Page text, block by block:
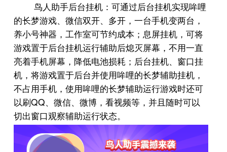
鸟人助手后台挂机：可通过后台挂机实现哞哩
的长梦游戏、微信双开、多开，一台手机变两台，
养小号神器，工作室可节约成本；息屏挂机，可将
游戏置于后台挂机运行辅助后熄灭屏幕，不用一直
亮着手机屏幕，降低电池损耗；后台挂机、窗口挂
机，将游戏置于后台并使用哞哩的长梦辅助挂机，
不占用手机，使用哞哩的长梦辅助运行游戏时还可
以刷QQ、微信、微博，看视频等，并且随时可以
切出窗口观察辅助运行状态。